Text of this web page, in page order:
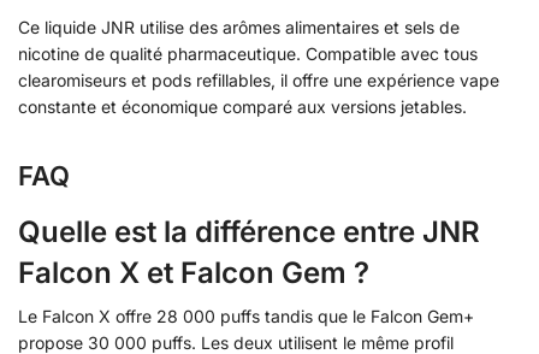
Ce liquide JNR utilise des arômes alimentaires et sels de
nicotine de qualité pharmaceutique. Compatible avec tous
clearomiseurs et pods refillables, il offre une expérience vape
constante et économique comparé aux versions jetables.
FAQ
Quelle est la différence entre JNR
Falcon X et Falcon Gem ?
Le Falcon X offre 28 000 puffs tandis que le Falcon Gem+
propose 30 000 puffs. Les deux utilisent le même profil